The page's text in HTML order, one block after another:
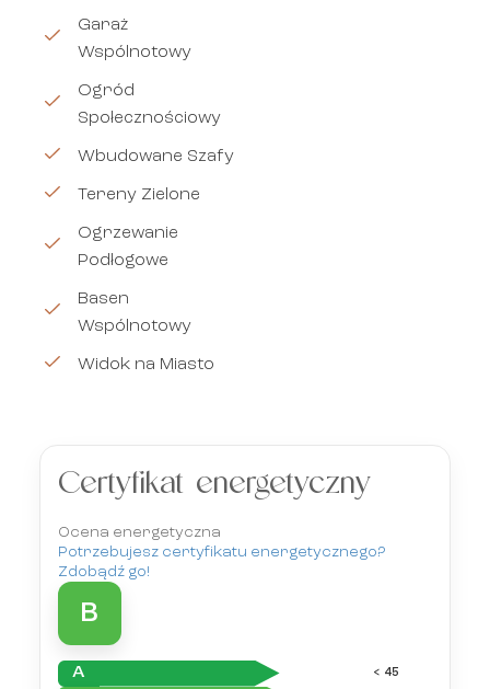
Garaż
Wspólnotowy
Ogród
Społecznościowy
Wbudowane Szafy
Tereny Zielone
Ogrzewanie
Podłogowe
Basen
Wspólnotowy
Widok na Miasto
Certyfikat energetyczny
Ocena energetyczna
Potrzebujesz certyfikatu energetycznego?
Zdobądź go!
B
A < 45